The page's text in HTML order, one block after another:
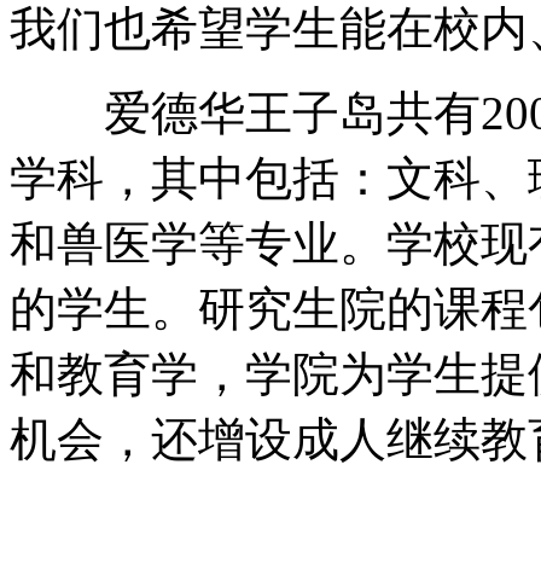
我们也希望学生能在校
爱德华王子岛共有200
学科，其中包括：文科
和兽医学等专业。学校
的学生。研究生院的课
和教育学，学院为学生
机会，还增设成人继续